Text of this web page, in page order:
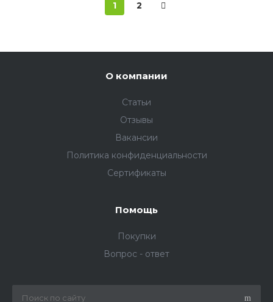
1 2
О компании
Статьи
Отзывы
Вакансии
Политика конфиденциальности
Сертификаты
Помощь
Покупки
Вопрос - ответ